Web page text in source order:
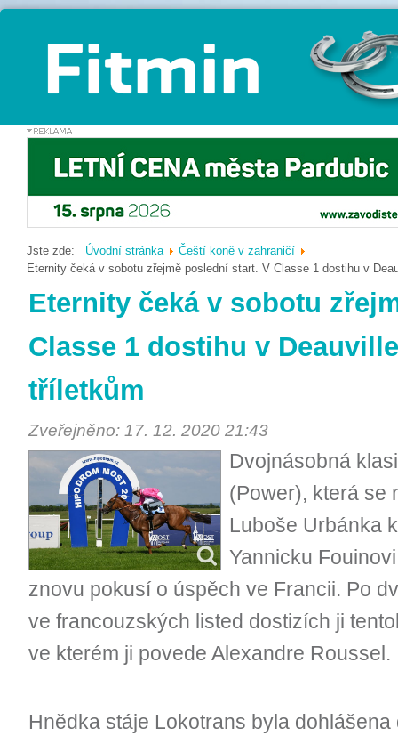
Jste zde: Úvodní stránka
Čeští koně v zahraničí
Eternity čeká v sobotu zřejmě poslední start. V Classe 1 dostihu v
Eternity čeká v sobotu
Classe 1 dostihu v
tříletkům
Zveřejněno: 17. 12. 2020 21:43
Dvojnásobná
(Power), která se
Luboše Urbánka
Yannicku
znovu pokusí o úspěch ve Francii. Po
ve francouzských listed dostizích ji
ve kterém ji povede Alexandre Roussel.
Hnědka stáje Lokotrans byla